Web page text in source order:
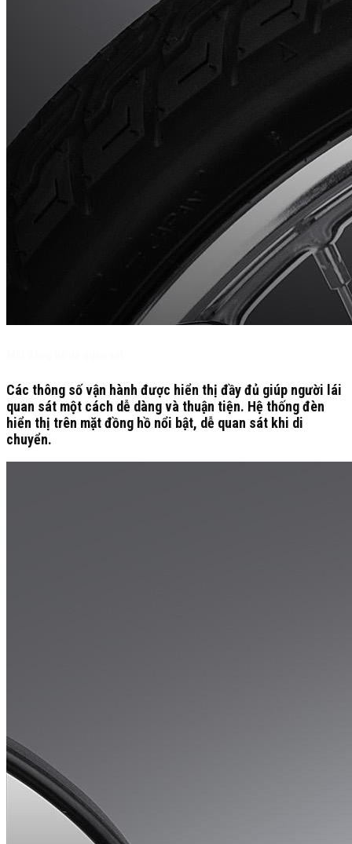
Các thông số vận hành được hiển thị đầy đủ giúp người lái
quan sát một cách dễ dàng và thuận tiện. Hệ thống đèn
hiển thị trên mặt đồng hồ nổi bật, dễ quan sát khi di
chuyển.